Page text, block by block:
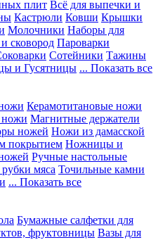
плит Всё для выпечки и
Кастрюли Ковши Крышки
Молочники Наборы для
сковород Пароварки
Сотейники Тажины
и Гусятницы ... Показать все
Керамотитановые ножи
ножи Магнитные держатели
ножей Ножи из дамасской
покрытием Ножницы и
Ручные настольные
мяса Точильные камни
... Показать все
Бумажные салфетки для
фруктовницы Вазы для